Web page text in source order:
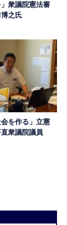
衆議院憲法審
之氏
会を作る」立憲
衆議院議員